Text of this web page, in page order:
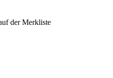
der Merkliste